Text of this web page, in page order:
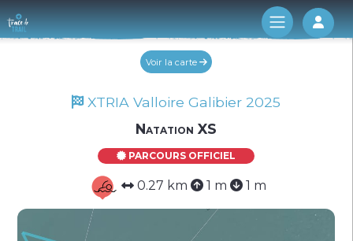
Log
Voir la carte
XTRIA Valloire Galibier 2025
Natation XS
PARCOURS OFFICIEL
0.27 km 1 m 1 m